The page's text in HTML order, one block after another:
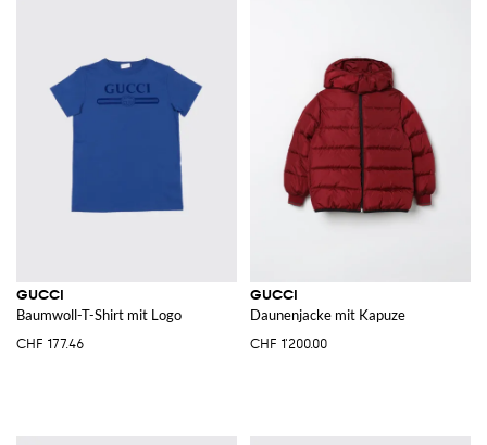
GUCCI
Baumwoll-T-Shirt mit Logo
CHF 177.46
GUCCI
Daunenjacke mit Kapuze
CHF 1'200.00